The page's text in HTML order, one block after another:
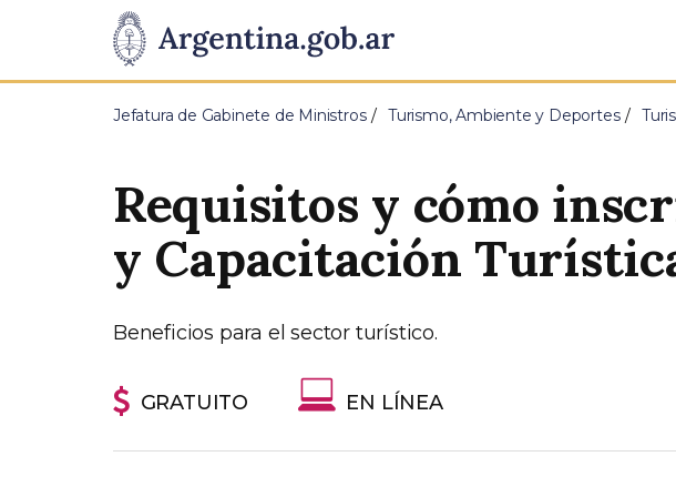
Presidencia
de
Pasar al contenido principal
Jefatura de Gabinete de Ministros Turismo, Ambiente y Deportes
Requisitos y cómo
y Capacitación
Beneficios para el sector turístico.
GRATUITO EN LÍNEA